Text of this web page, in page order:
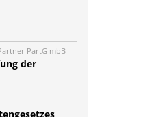
PartG mbB
der